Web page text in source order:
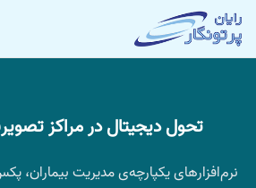
تحول دیجیتال در مراکز
نرم‌افزارهای یکپارچه‌ی مدیریت بیماران،